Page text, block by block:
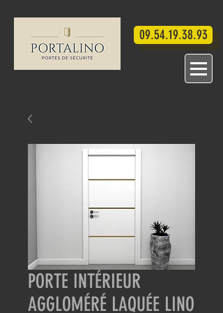
09.54.19.38.93
PORTE INTÉRIEUR
AGGLOMÉRÉ LAQUÉE LINO